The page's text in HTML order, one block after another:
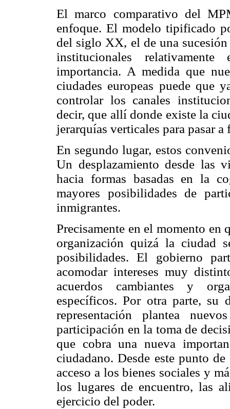
El marco comparativo del
enfoque. El modelo tipificado
del siglo XX, el de una
institucionales relativamente
importancia. A medida que
ciudades europeas puede que
controlar los canales
decir, que allí donde existe la
jerarquías verticales para pasar
En segundo lugar, estos
Un desplazamiento desde las
hacia formas basadas en la
mayores posibilidades de
inmigrantes.
Precisamente en el momento en
organización quizá la ciudad
posibilidades. El gobierno
acomodar intereses muy
acuerdos cambiantes y
específicos. Por otra parte, su
representación plantea
participación en la toma de
que cobra una nueva
ciudadano. Desde este punto
acceso a los bienes sociales y
los lugares de encuentro, las
ejercicio del poder.